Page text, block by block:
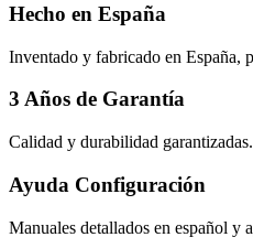
Hecho en España
Inventado y fabricado en España,
3 Años de Garantía
Calidad y durabilidad garantizadas.
Ayuda Configuración
Manuales detallados en español y